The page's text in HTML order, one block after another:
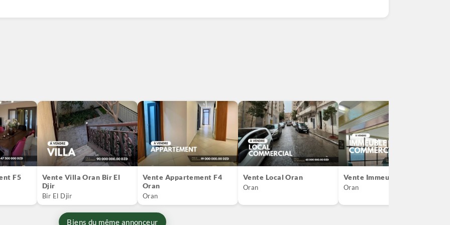
F5
Vente Villa Oran Bir El
Djir
Bir El Djir
Vente Appartement F4
Oran
Oran
Vente Local Oran
Oran
Vente Immeuble Oran
Oran
Biens du même annonceur